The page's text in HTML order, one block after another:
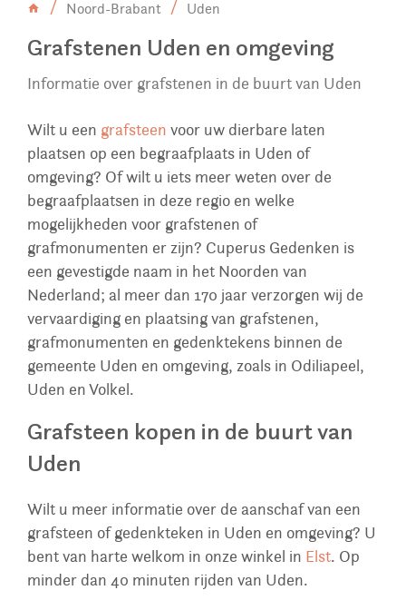
Noord-Brabant Uden
Grafstenen Uden en omgeving
Informatie over grafstenen in de buurt van Uden
Wilt u een grafsteen voor uw dierbare laten
plaatsen op een begraafplaats in Uden of
omgeving? Of wilt u iets meer weten over de
begraafplaatsen in deze regio en welke
mogelijkheden voor grafstenen of
grafmonumenten er zijn? Cuperus Gedenken is
een gevestigde naam in het Noorden van
Nederland; al meer dan 170 jaar verzorgen wij de
vervaardiging en plaatsing van grafstenen,
grafmonumenten en gedenktekens binnen de
gemeente Uden en omgeving, zoals in Odiliapeel,
Uden en Volkel.
Grafsteen kopen in de buurt van
Uden
Wilt u meer informatie over de aanschaf van een
grafsteen of gedenkteken in Uden en omgeving? U
bent van harte welkom in onze winkel in Elst. Op
minder dan 40 minuten rijden van Uden.